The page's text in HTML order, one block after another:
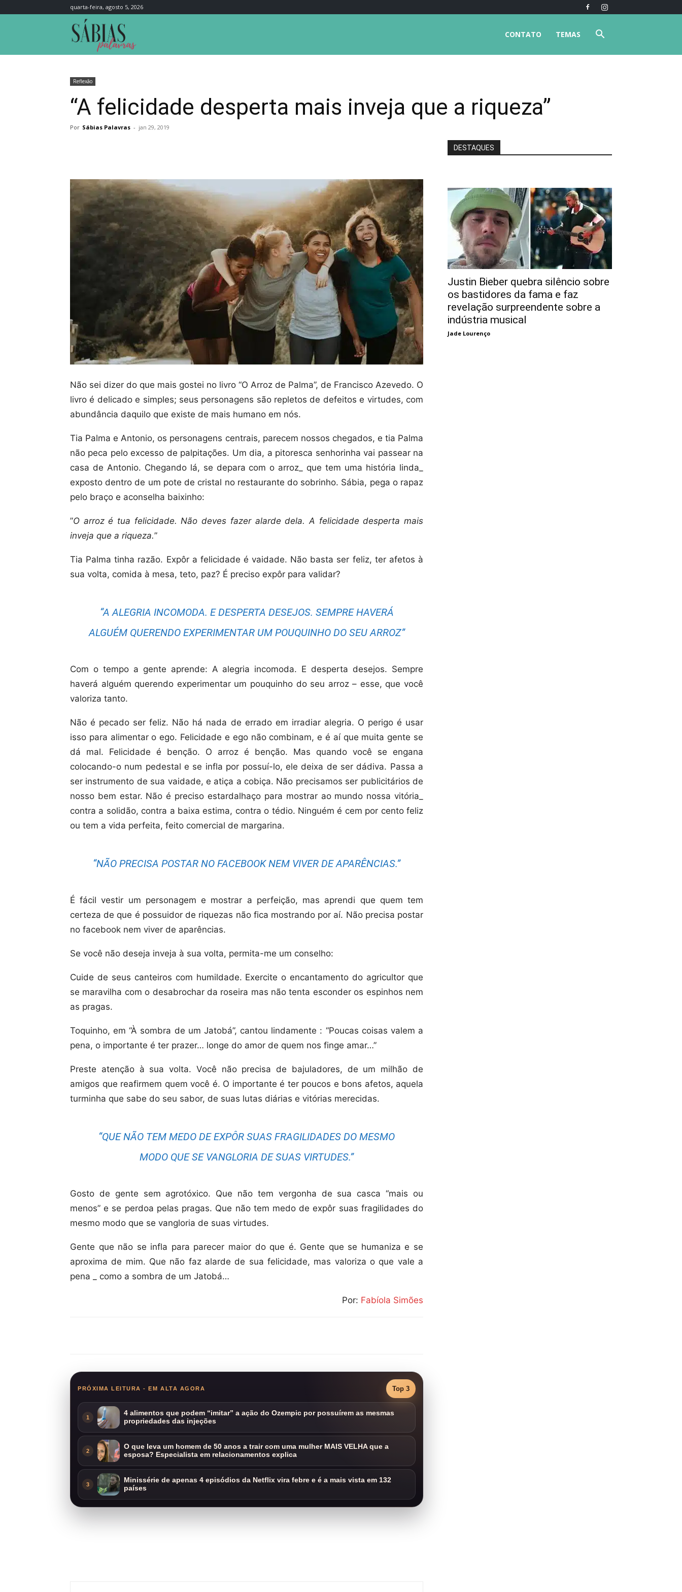
quarta-feira, agosto 5, 2026
TEMAS
CONTATO
Reflexão
“A felicidade desperta mais inveja que a riqueza”
Por Sábias Palavras - jan 29, 2019
Não sei dizer do que mais gostei no livro “O Arroz de Palma”, de Francisco Azevedo. O
livro é delicado e simples; seus personagens são repletos de defeitos e virtudes, com
abundância daquilo que existe de mais humano em nós.
Tia Palma e Antonio, os personagens centrais, parecem nossos chegados, e tia Palma
não peca pelo excesso de palpitações. Um dia, a pitoresca senhorinha vai passear na
casa de Antonio. Chegando lá, se depara com o arroz_ que tem uma história linda_
exposto dentro de um pote de cristal no restaurante do sobrinho. Sábia, pega o rapaz
pelo braço e aconselha baixinho:
”O arroz é tua felicidade. Não deves fazer alarde dela. A felicidade desperta mais
inveja que a riqueza.”
Tia Palma tinha razão. Expôr a felicidade é vaidade. Não basta ser feliz, ter afetos à
sua volta, comida à mesa, teto, paz? É preciso expôr para validar?
“A ALEGRIA INCOMODA. E DESPERTA DESEJOS. SEMPRE HAVERÁ
ALGUÉM QUERENDO EXPERIMENTAR UM POUQUINHO DO SEU ARROZ”
Com o tempo a gente aprende: A alegria incomoda. E desperta desejos. Sempre
haverá alguém querendo experimentar um pouquinho do seu arroz – esse, que você
valoriza tanto.
Não é pecado ser feliz. Não há nada de errado em irradiar alegria. O perigo é usar
isso para alimentar o ego. Felicidade e ego não combinam, e é aí que muita gente se
dá mal. Felicidade é benção. O arroz é benção. Mas quando você se engana
colocando-o num pedestal e se infla por possuí-lo, ele deixa de ser dádiva. Passa a
ser instrumento de sua vaidade, e atiça a cobiça. Não precisamos ser publicitários de
nosso bem estar. Não é preciso estardalhaço para mostrar ao mundo nossa vitória_
contra a solidão, contra a baixa estima, contra o tédio. Ninguém é cem por cento feliz
ou tem a vida perfeita, feito comercial de margarina.
“NÃO PRECISA POSTAR NO FACEBOOK NEM VIVER DE APARÊNCIAS.”
É fácil vestir um personagem e mostrar a perfeição, mas aprendi que quem tem
certeza de que é possuidor de riquezas não fica mostrando por aí. Não precisa postar
no facebook nem viver de aparências.
Se você não deseja inveja à sua volta, permita-me um conselho:
Cuide de seus canteiros com humildade. Exercite o encantamento do agricultor que
se maravilha com o desabrochar da roseira mas não tenta esconder os espinhos nem
as pragas.
Toquinho, em “À sombra de um Jatobá”, cantou lindamente : “Poucas coisas valem a
pena, o importante é ter prazer… longe do amor de quem nos finge amar…”
Preste atenção à sua volta. Você não precisa de bajuladores, de um milhão de
amigos que reafirmem quem você é. O importante é ter poucos e bons afetos, aquela
turminha que sabe do seu sabor, de suas lutas diárias e vitórias merecidas.
“QUE NÃO TEM MEDO DE EXPÔR SUAS FRAGILIDADES DO MESMO
MODO QUE SE VANGLORIA DE SUAS VIRTUDES.”
Gosto de gente sem agrotóxico. Que não tem vergonha de sua casca “mais ou
menos” e se perdoa pelas pragas. Que não tem medo de expôr suas fragilidades do
mesmo modo que se vangloria de suas virtudes.
Gente que não se infla para parecer maior do que é. Gente que se humaniza e se
aproxima de mim. Que não faz alarde de sua felicidade, mas valoriza o que vale a
pena _ como a sombra de um Jatobá…
Por: Fabíola Simões
PRÓXIMA LEITURA - EM ALTA AGORA Top 3
1
4 alimentos que podem “imitar” a ação do Ozempic por possuírem as mesmas
propriedades das injeções
2
O que leva um homem de 50 anos a trair com uma mulher MAIS VELHA que a
esposa? Especialista em relacionamentos explica
3
Minissérie de apenas 4 episódios da Netflix vira febre e é a mais vista em 132
países
DESTAQUES
Justin Bieber quebra silêncio sobre
os bastidores da fama e faz
revelação surpreendente sobre a
indústria musical
Jade Lourenço